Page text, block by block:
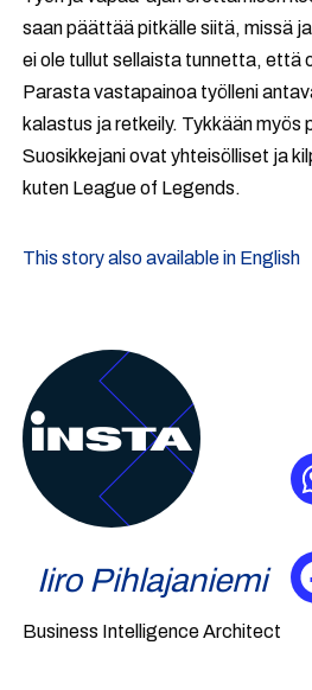
saan päättää pitkälle siitä, missä
ei ole tullut sellaista tunnetta, että
Parasta vastapainoa työlleni
kalastus ja retkeily. Tykkään myös
Suosikkejani ovat yhteisölliset ja
kuten League of Legends.
This story also available in English
Iiro Pihlajaniemi
Business Intelligence Architect